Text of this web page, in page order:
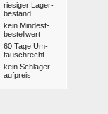
riesiger Lager­
bestand
kein Mindest­
bestell­wert
60 Tage Um­
tausch­recht
kein Schläger­
aufpreis